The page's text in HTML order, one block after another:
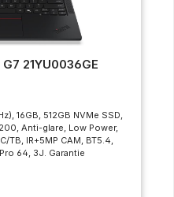
21YU0036GE
16GB, 512GB NVMe SSD,
Anti-glare, Low Power,
TB, IR+5MP CAM, BT5.4,
64, 3J. Garantie